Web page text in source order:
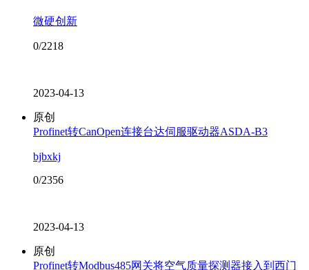
微硬创新
0/2218
2023-04-13
原创
Profinet转CanOpen连接台达伺服驱动器ASDA-B3
bjbxkj
0/2356
2023-04-13
原创
Profinet转Modbus485网关将空气质量探测器接入到西门